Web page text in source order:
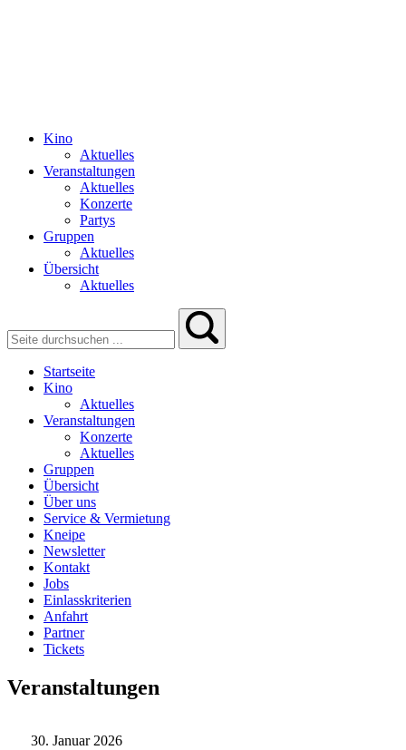
Kino
Aktuelles
Veranstaltungen
Aktuelles
Konzerte
Partys
Gruppen
Aktuelles
Übersicht
Aktuelles
Startseite
Kino
Aktuelles
Veranstaltungen
Konzerte
Aktuelles
Gruppen
Übersicht
Über uns
Service & Vermietung
Kneipe
Newsletter
Kontakt
Jobs
Einlasskriterien
Anfahrt
Partner
Tickets
Veranstaltungen
30. Januar 2026